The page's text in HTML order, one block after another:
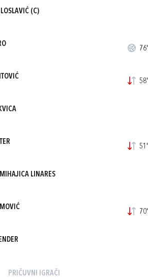
(C)
76'
58'
51'
LINARES
70'
PRIČUVNI IGRAČI